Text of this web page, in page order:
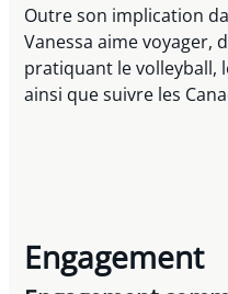
Outre son implication
Vanessa aime voyager,
pratiquant le volleyball,
ainsi que suivre les
Engagement